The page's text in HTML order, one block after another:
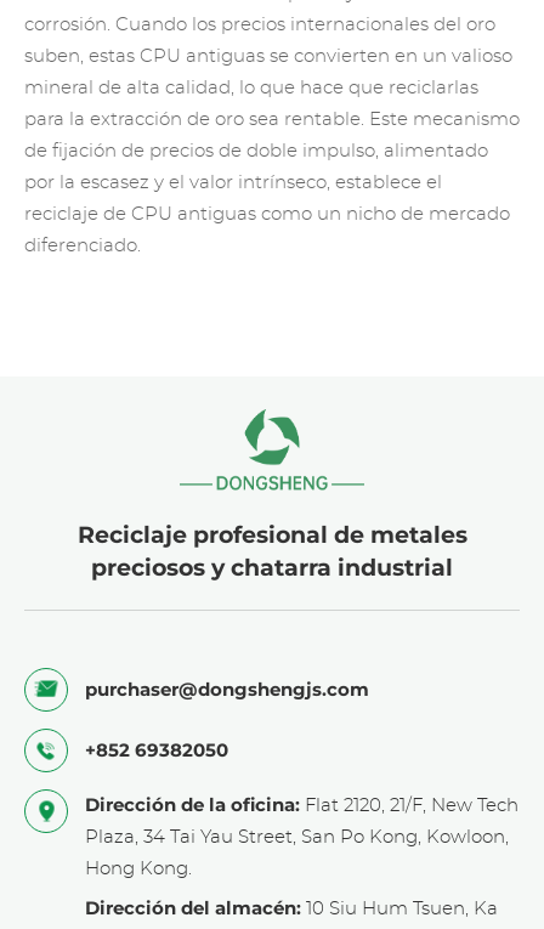
corrosión. Cuando los precios internacionales del oro
suben, estas CPU antiguas se convierten en un valioso
mineral de alta calidad, lo que hace que reciclarlas
para la extracción de oro sea rentable. Este mecanismo
de fijación de precios de doble impulso, alimentado
por la escasez y el valor intrínseco, establece el
reciclaje de CPU antiguas como un nicho de mercado
diferenciado.
Reciclaje profesional de metales
preciosos y chatarra industrial
purchaser@dongshengjs.com
+852 69382050
Dirección de la oficina: Flat 2120, 21/F, New Tech
Plaza, 34 Tai Yau Street, San Po Kong, Kowloon,
Hong Kong.
Dirección del almacén: 10 Siu Hum Tsuen, Ka